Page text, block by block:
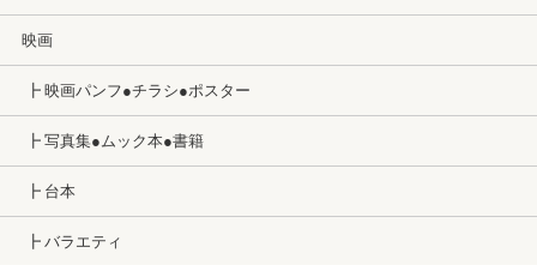
映画
┣ 映画パンフ●チラシ●ポスター
┣ 写真集●ムック本●書籍
┣ 台本
┣ バラエティ